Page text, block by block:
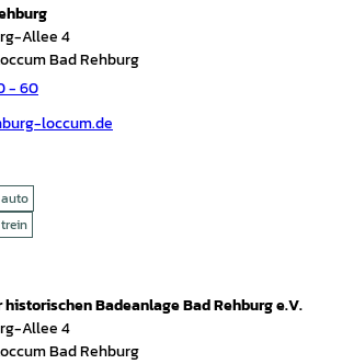
Allee 4
Bad Rehburg
- 60
loccum.de
Badeanlage Bad Rehburg e.V.
Allee 4
Bad Rehburg